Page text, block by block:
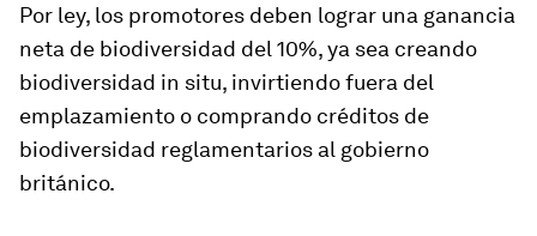
Por ley, los promotores deben lograr una ganancia
neta de biodiversidad del 10%, ya sea creando
biodiversidad in situ, invirtiendo fuera del
emplazamiento o comprando créditos de
biodiversidad reglamentarios al gobierno
británico.